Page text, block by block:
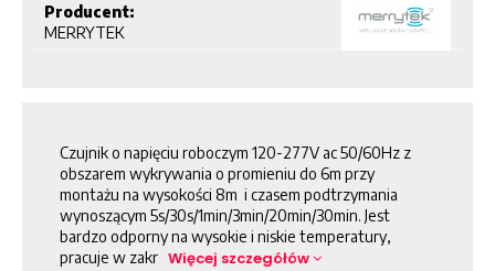
Producent:
MERRYTEK
Czujnik o napięciu roboczym 120-277V ac 50/60Hz z
obszarem wykrywania o promieniu do 6m przy
montażu na wysokości 8m i czasem podtrzymania
wynoszącym 5s/30s/1min/3min/20min/30min. Jest
bardzo odporny na wysokie i niskie temperatury,
pracuje w zakr Więcej szczegółów